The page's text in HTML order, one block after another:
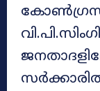
കോൺഗ്രസ്